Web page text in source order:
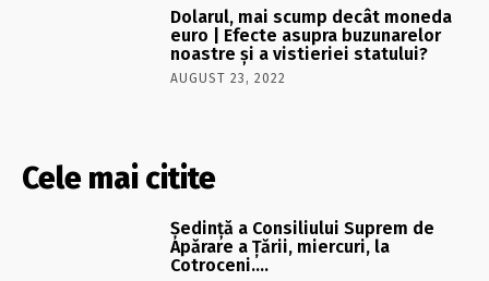
Dolarul, mai scump decât moneda
euro | Efecte asupra buzunarelor
noastre și a vistieriei statului?
AUGUST 23, 2022
Cele mai citite
Şedinţă a Consiliului Suprem de
Apărare a Ţării, miercuri, la
Cotroceni….